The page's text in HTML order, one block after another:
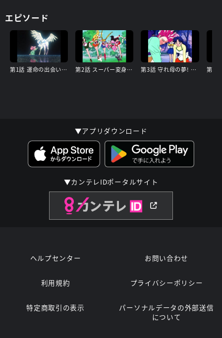
エピソード
第1話 運命の出会い! ペガサスの舞う夜 第2話 スーパー変身再び! ペガサスの力 第3話 守れ母の夢! Wムーンの新必殺技
▼アプリダウンロード
▼カンテレIDポータルサイト
ヘルプセンター お問い合わせ
利用規約 プライバシーポリシー
特定商取引の表示
パーソナルデータの外部送信
について